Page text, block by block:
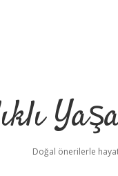
Doğal önerilerle